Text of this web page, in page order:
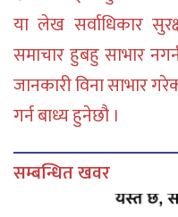
या लेख सर्वाधिकार
समाचार हुबहु साभार
जानकारी विना साभार
गर्न बाध्य हुनेछौ ।
सम्बन्धित खवर